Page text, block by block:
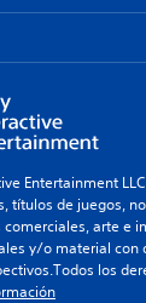
Entertainment LLC
títulos de juegos,
arte e
y/o material con
los